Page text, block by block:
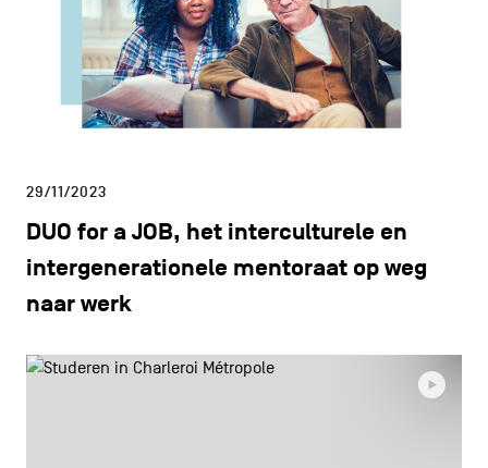
29/11/2023
DUO for a JOB, het interculturele en
intergenerationele mentoraat op weg
naar werk